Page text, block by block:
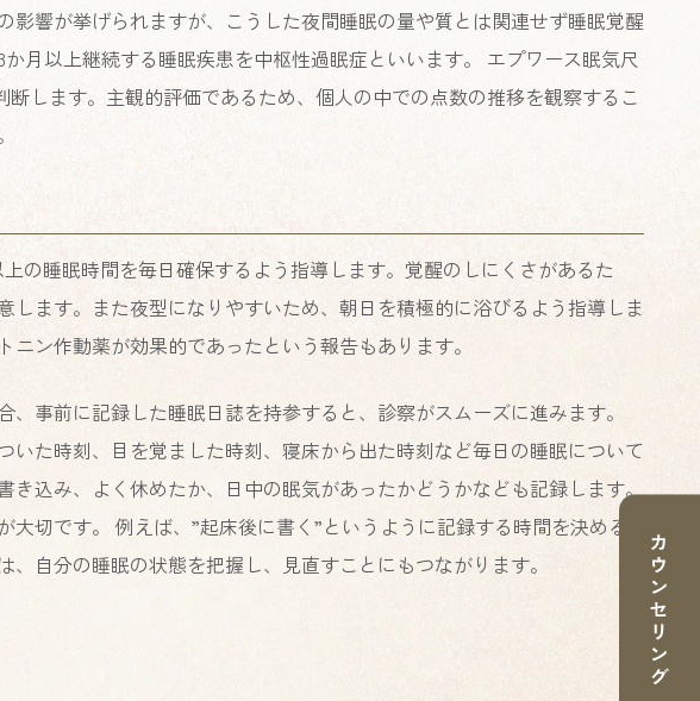
影響が挙げられますが、こうした夜間睡眠の量や質とは関連せず睡眠覚醒
月以上継続する睡眠疾患を中枢性過眠症といいます。 エプワース眠気尺
断します。主観的評価であるため、個人の中での点数の推移を観察するこ
の睡眠時間を毎日確保するよう指導します。覚醒のしにくさがあるた
します。また夜型になりやすいため、朝日を積極的に浴びるよう指導しま
ン作動薬が効果的であったという報告もあります。
事前に記録した睡眠日誌を持参すると、診察がスムーズに進みます。
いた時刻、目を覚ました時刻、寝床から出た時刻など毎日の睡眠について
き込み、よく休めたか、日中の眠気があったかどうかなども記録します。
切です。 例えば、”起床後に書く”というように記録する時間を決める
自分の睡眠の状態を把握し、見直すことにもつながります。